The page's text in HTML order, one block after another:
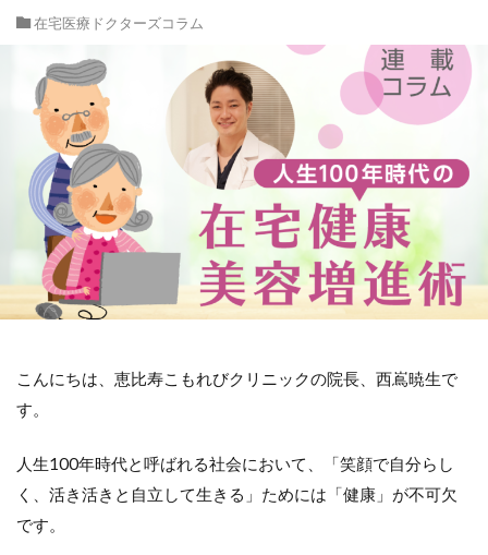
在宅医療ドクターズコラム
こんにちは、恵比寿こもれびクリニックの院長、西嶌暁生で
す。
人生100年時代と呼ばれる社会において、「笑顔で自分らし
く、活き活きと自立して生きる」ためには「健康」が不可欠
です。